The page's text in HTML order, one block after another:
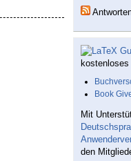
Book
Mit
den